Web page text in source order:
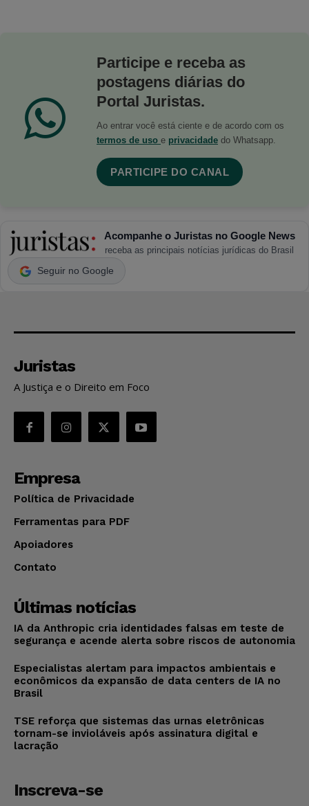
Participe e receba as
postagens diárias do
Portal Juristas.
Ao entrar você está ciente e de acordo com os
termos de uso e privacidade do Whatsapp.
PARTICIPE DO CANAL
Acompanhe o Juristas no Google News
receba as principais notícias jurídicas do Brasil
Seguir no Google
Juristas
A Justiça e o Direito em Foco
Empresa
Política de Privacidade
Ferramentas para PDF
Apoiadores
Contato
Últimas notícias
IA da Anthropic cria identidades falsas em teste de
segurança e acende alerta sobre riscos de autonomia
Especialistas alertam para impactos ambientais e
econômicos da expansão de data centers de IA no
Brasil
TSE reforça que sistemas das urnas eletrônicas
tornam-se invioláveis após assinatura digital e
lacração
Inscreva-se